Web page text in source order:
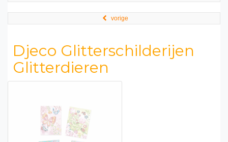
vorige
Djeco Glitterschilderijen
Glitterdieren